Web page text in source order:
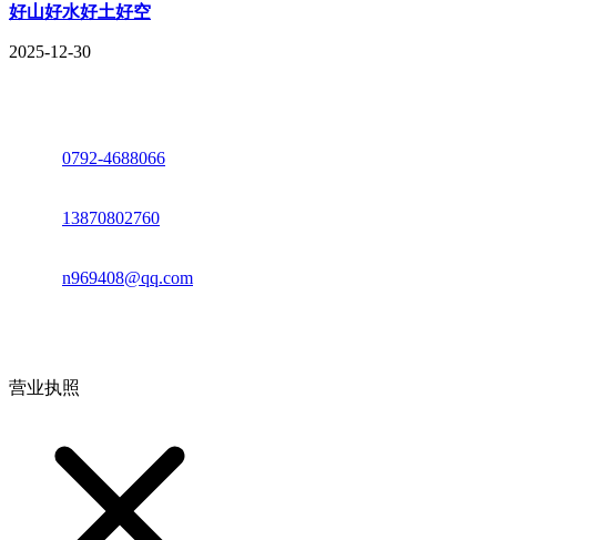
好山好水好土好空
2025-12-30
0792-4688066
13870802760
n969408@qq.com
营业执照